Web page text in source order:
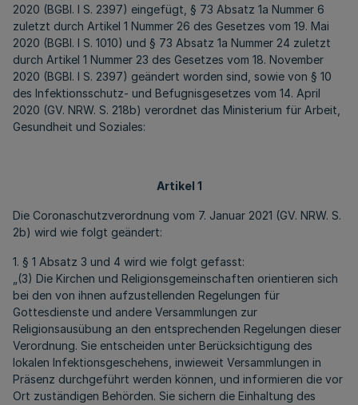
2020 (BGBl. I S. 2397) eingefügt, § 73 Absatz 1a Nummer 6
zuletzt durch Artikel 1 Nummer 26 des Gesetzes vom 19. Mai
2020 (BGBl. I S. 1010) und § 73 Absatz 1a Nummer 24 zuletzt
durch Artikel 1 Nummer 23 des Gesetzes vom 18. November
2020 (BGBl. I S. 2397) geändert worden sind, sowie von § 10
des Infektionsschutz- und Befugnisgesetzes vom 14. April
2020 (GV. NRW. S. 218b) verordnet das Ministerium für Arbeit,
Gesundheit und Soziales:
Artikel 1
Die Coronaschutzverordnung vom 7. Januar 2021 (GV. NRW. S.
2b) wird wie folgt geändert:
1. § 1 Absatz 3 und 4 wird wie folgt gefasst:
„(3) Die Kirchen und Religionsgemeinschaften orientieren sich
bei den von ihnen aufzustellenden Regelungen für
Gottesdienste und andere Versammlungen zur
Religionsausübung an den entsprechenden Regelungen dieser
Verordnung. Sie entscheiden unter Berücksichtigung des
lokalen Infektionsgeschehens, inwieweit Versammlungen in
Präsenz durchgeführt werden können, und informieren die vor
Ort zuständigen Behörden. Sie sichern die Einhaltung des